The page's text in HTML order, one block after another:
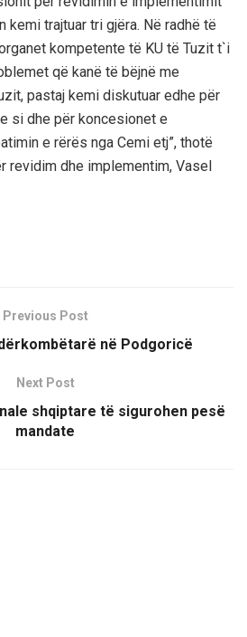
trajtuar tri gjëra. Në radhë të
kompetente të KU të Tuzit t`i
që kanë të bëjnë me
pastaj kemi diskutuar edhe për
si dhe për koncesionet e
e rërës nga Cemi etj”, thotë
revidim dhe implementim, Vasel
Previous Post
në Podgoricë
Next Post
shqiptare të sigurohen pesë
mandate